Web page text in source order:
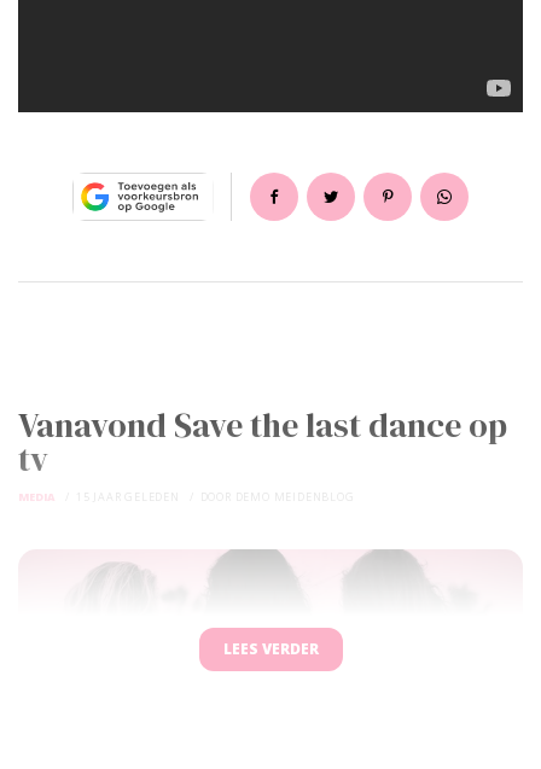
Vanavond Save the last dance op
tv
MEDIA
LEES VERDER